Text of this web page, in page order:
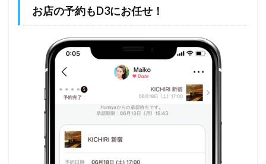
お店の予約もD3にお任せ！